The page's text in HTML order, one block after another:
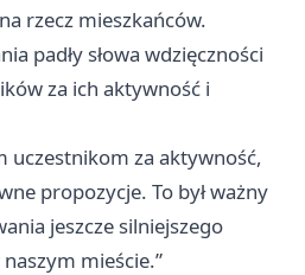
rzecz mieszkańców.
padły słowa wdzięczności
za ich aktywność i
uczestnikom za aktywność,
propozycje. To był ważny
jeszcze silniejszego
mieście.”